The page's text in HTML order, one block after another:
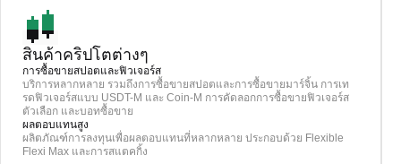
สินค้าคริปโตต่างๆ
การซื้อขายสปอตและฟิวเจอร์ส
บริการหลากหลาย รวมถึงการซื้อขายสปอตและการซื้อขายมาร์จิ้น การเท
รดฟิวเจอร์สแบบ USDT-M และ Coin-M การคัดลอกการซื้อขายฟิวเจอร์ส
ตัวเลือก และบอทซื้อขาย
ผลตอบแทนสูง
ผลิตภัณฑ์การลงทุนเพื่อผลตอบแทนที่หลากหลาย ประกอบด้วย Flexible
Flexi Max และการสแตคกิ้ง